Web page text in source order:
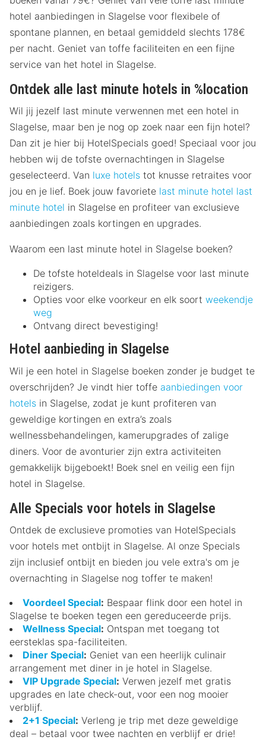
hotel aanbiedingen in Slagelse voor flexibele of
spontane plannen, en betaal gemiddeld slechts 178€
per nacht. Geniet van toffe faciliteiten en een fijne
service van het hotel in Slagelse.
Ontdek alle last minute hotels in %location
Wil jij jezelf last minute verwennen met een hotel in
Slagelse, maar ben je nog op zoek naar een fijn hotel?
Dan zit je hier bij HotelSpecials goed! Speciaal voor jou
hebben wij de tofste overnachtingen in Slagelse
geselecteerd. Van luxe hotels tot knusse retraites voor
jou en je lief. Boek jouw favoriete last minute hotel last
minute hotel in Slagelse en profiteer van exclusieve
aanbiedingen zoals kortingen en upgrades.
Waarom een last minute hotel in Slagelse boeken?
De tofste hoteldeals in Slagelse voor last minute
reizigers.
Opties voor elke voorkeur en elk soort weekendje
weg
Ontvang direct bevestiging!
Hotel aanbieding in Slagelse
Wil je een hotel in Slagelse boeken zonder je budget te
overschrijden? Je vindt hier toffe aanbiedingen voor
hotels in Slagelse, zodat je kunt profiteren van
geweldige kortingen en extra’s zoals
wellnessbehandelingen, kamerupgrades of zalige
diners. Voor de avonturier zijn extra activiteiten
gemakkelijk bijgeboekt! Boek snel en veilig een fijn
hotel in Slagelse.
Alle Specials voor hotels in Slagelse
Ontdek de exclusieve promoties van HotelSpecials
voor hotels met ontbijt in Slagelse. Al onze Specials
zijn inclusief ontbijt en bieden jou vele extra's om je
overnachting in Slagelse nog toffer te maken!
Voordeel Special: Bespaar flink door een hotel in
Slagelse te boeken tegen een gereduceerde prijs.
Wellness Special: Ontspan met toegang tot
eersteklas spa-faciliteiten.
Diner Special: Geniet van een heerlijk culinair
arrangement met diner in je hotel in Slagelse.
VIP Upgrade Special: Verwen jezelf met gratis
upgrades en late check-out, voor een nog mooier
verblijf.
2+1 Special: Verleng je trip met deze geweldige
deal – betaal voor twee nachten en verblijf er drie!